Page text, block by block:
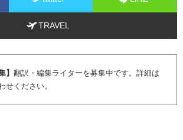
TRAVEL
】 翻訳・編集ライターを募集中です。詳細は
せください。